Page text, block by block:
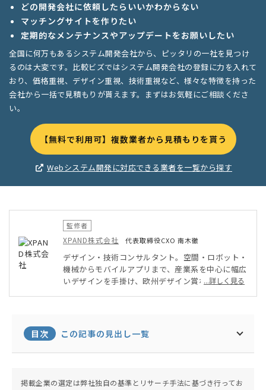
どの開発会社に依頼したらいいかわからない
マッチングサイトを作りたい
定期的なメンテナンスやアップデートをお願いしたい
全国に何万もあるシステム開発会社から、ピッタリの一社を見つけ
るのは大変です。比較ビズではシステム開発会社の登録に力を入れて
おり、価格重視、デザイン重視、技術重視など、様々な特徴を持った
会社から一括で見積もりが貰えます。まずはお気軽にご相談くださ
い。
【無料で利用可】複数業者から見積もりを貰う
Webシステム開発に対応できる業者を一覧から探す
監修者
XPAND株式会社 代表取締役CXO 南木徹
デザイン・技術コンサルタント。空間・ロボット・
機械からモバイルアプリまで、産業系を中心に幅広
いデザインを手掛け、欧州デザイン賞なども受賞。
士（特許・コンテンツ・ブランド）、高度情報処理
技術者（情報セキュリティアドミニストレータ）。
...詳しく見る
目次 この記事の見出し一覧
掲載企業の選定は弊社独自の基準とリサーチ手法に基づき行ってお